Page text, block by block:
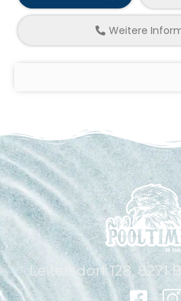
Weitere
Leitersdorf 128, 8271